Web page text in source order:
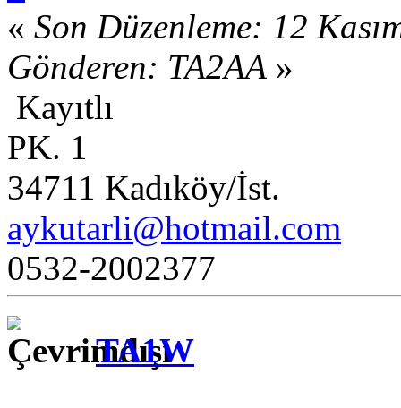
« Son Düzenleme: 12
Gönderen: TA2AA »
Kayıtlı
PK. 1
34711 Kadıköy/İst.
aykutarli@hotmail.com
0532-2002377
TA1W